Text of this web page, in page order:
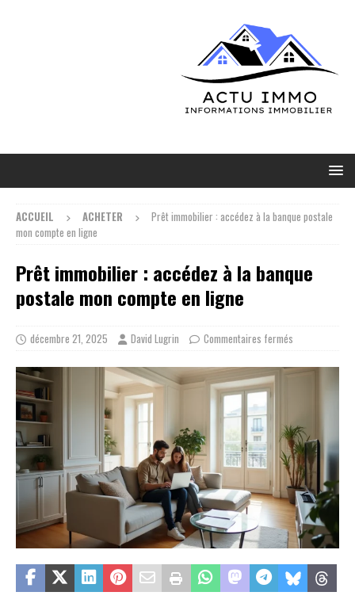
ACCUEIL ACHETER
Prêt immobilier : accédez à la banque postale
mon compte en ligne
Prêt immobilier : accédez à la banque
postale mon compte en ligne
décembre 21, 2025 David Lugrin Commentaires fermés